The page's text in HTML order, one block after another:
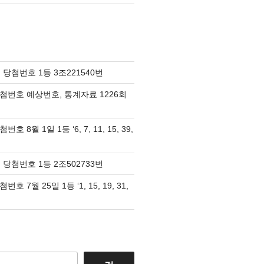
첨번호 1등 3조221540번
번호 예상번호, 통계자료 1226회
번호 8월 1일 1등 ‘6, 7, 11, 15, 39,
첨번호 1등 2조502733번
번호 7월 25일 1등 ‘1, 15, 19, 31,